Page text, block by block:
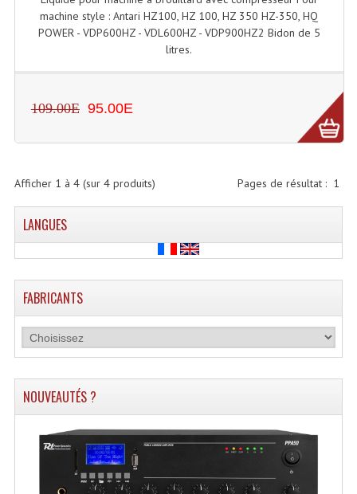
Microphones Scène Et Studio
Microphones Filaires
Micro Sans Fil HF UHF 800MHZ
Microphones De Surface
Peripheriques Traitements Et Accessoires
Portes Voix Mégaphones
Samplers, Échantillonneurs
Système Sans Fil In-Ear Monitoring
Tables De Mixage DJ
Controleurs DJ USB / MP3
machine style : Antari HZ100, HZ 100, HZ 350 HZ-350, HQ
POWER - VDP600HZ - VDL600HZ - VDP900HZ2 Bidon de 5
litres.
109.00E 95.00E
Pages de résultat : 1
Afficher 1 à 4(sur 4produits)
LANGUES
FABRICANTS
NOUVEAUTÉS ?